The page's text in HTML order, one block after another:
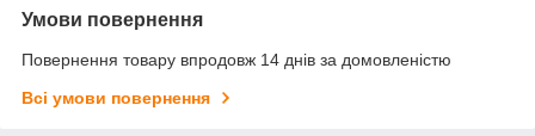
Умови повернення
Повернення товару впродовж 14 днів за домовленістю
Всі умови повернення